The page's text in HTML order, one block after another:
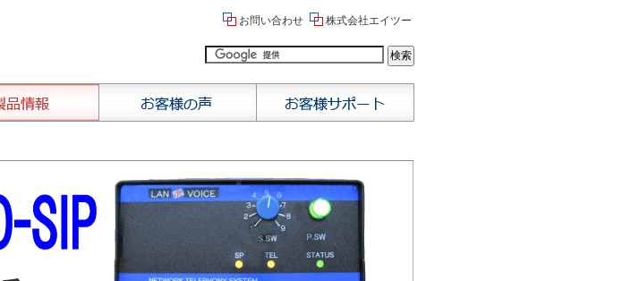
お問い合わせ 株式会社エイツー